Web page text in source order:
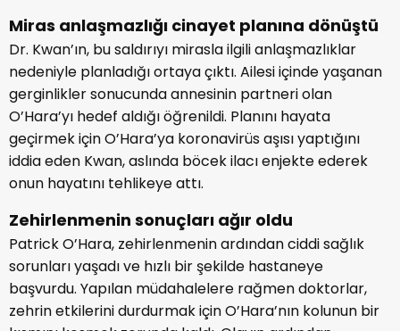
Miras anlaşmazlığı cinayet planına dönüştü
Dr. Kwan’ın, bu saldırıyı mirasla ilgili anlaşmazlıklar
nedeniyle planladığı ortaya çıktı. Ailesi içinde yaşanan
gerginlikler sonucunda annesinin partneri olan
O’Hara’yı hedef aldığı öğrenildi. Planını hayata
geçirmek için O’Hara’ya koronavirüs aşısı yaptığını
iddia eden Kwan, aslında böcek ilacı enjekte ederek
onun hayatını tehlikeye attı.
Zehirlenmenin sonuçları ağır oldu
Patrick O’Hara, zehirlenmenin ardından ciddi sağlık
sorunları yaşadı ve hızlı bir şekilde hastaneye
başvurdu. Yapılan müdahalelere rağmen doktorlar,
zehrin etkilerini durdurmak için O’Hara’nın kolunun bir